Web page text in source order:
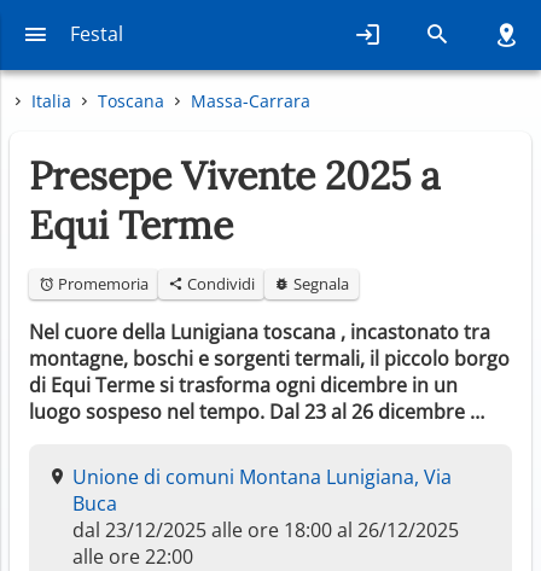
Festal
Italia Toscana Massa-Carrara
Presepe Vivente 2025 a
Equi Terme
Promemoria Condividi Segnala
Nel cuore della Lunigiana toscana , incastonato tra
montagne, boschi e sorgenti termali, il piccolo borgo
di Equi Terme si trasforma ogni dicembre in un
luogo sospeso nel tempo. Dal 23 al 26 dicembre …
Unione di comuni Montana Lunigiana, Via
Buca
dal 23/12/2025 alle ore 18:00 al 26/12/2025
alle ore 22:00